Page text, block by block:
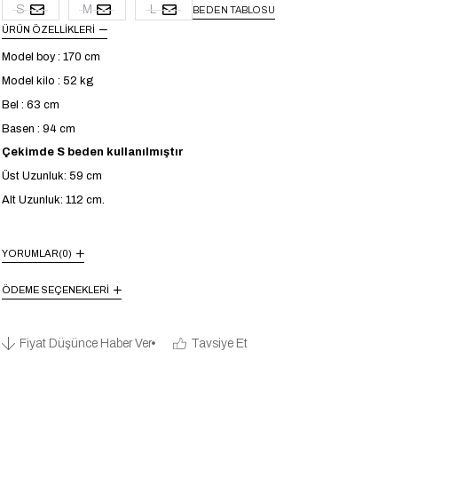
S M L
BEDEN TABLOSU
ÜRÜN ÖZELLIKLERI
Model boy : 170 cm
Model kilo : 52 kg
Bel : 63 cm
Basen : 94 cm
Çekimde S beden kullanılmıştır
Üst Uzunluk: 59 cm
Alt Uzunluk: 112 cm.
YORUMLAR(0)
ÖDEME SEÇENEKLERI
Fiyat Düşünce Haber Ver Tavsiye Et